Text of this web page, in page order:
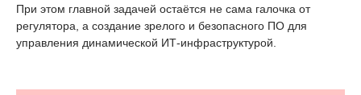
При этом главной задачей остаётся не сама галочка от
регулятора, а создание зрелого и безопасного ПО для
управления динамической ИТ-инфраструктурой.